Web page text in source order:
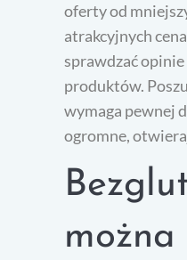
oferty od
atrakcyjnych
sprawdzać
produktów.
wymaga pewnej
ogromne,